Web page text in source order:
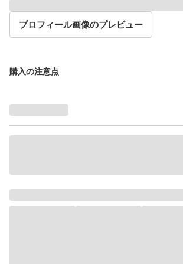
プロフィール画像のプレビュー
購入の注意点